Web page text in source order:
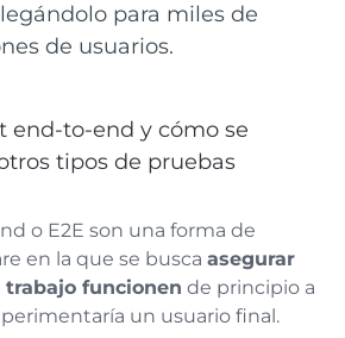
para miles de
de usuarios​.
end-to-end y cómo se
tipos de pruebas
o E2E son una forma de
en la que se busca asegurar
funcionen de principio a
un usuario final.